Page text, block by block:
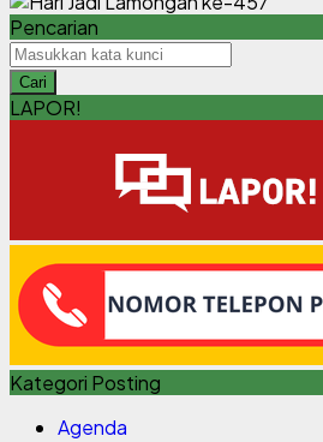
Pencarian
Cari
LAPOR!
Kategori Posting
Agenda